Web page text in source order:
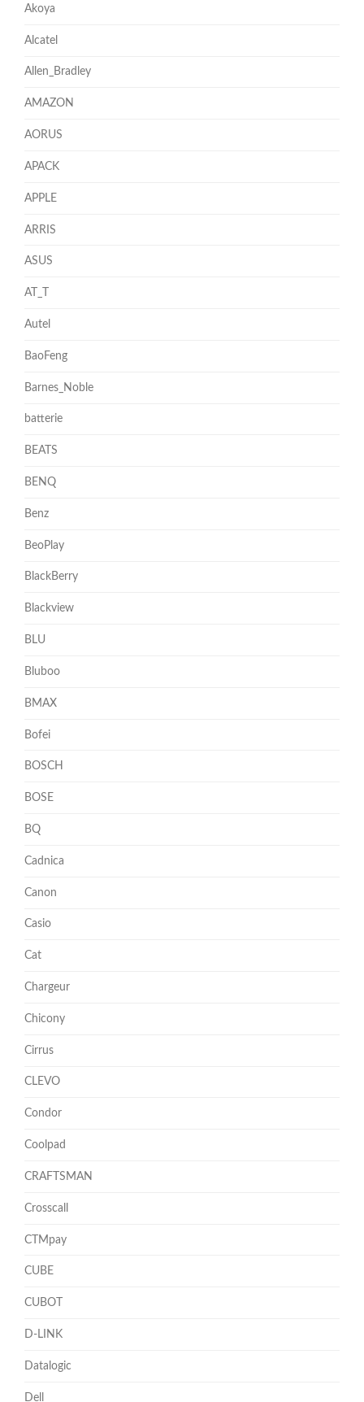
Akoya
Alcatel
Allen_Bradley
AMAZON
AORUS
APACK
APPLE
ARRIS
ASUS
AT_T
Autel
BaoFeng
Barnes_Noble
batterie
BEATS
BENQ
Benz
BeoPlay
BlackBerry
Blackview
BLU
Bluboo
BMAX
Bofei
BOSCH
BOSE
BQ
Cadnica
Canon
Casio
Cat
Chargeur
Chicony
Cirrus
CLEVO
Condor
Coolpad
CRAFTSMAN
Crosscall
CTMpay
CUBE
CUBOT
D-LINK
Datalogic
Dell